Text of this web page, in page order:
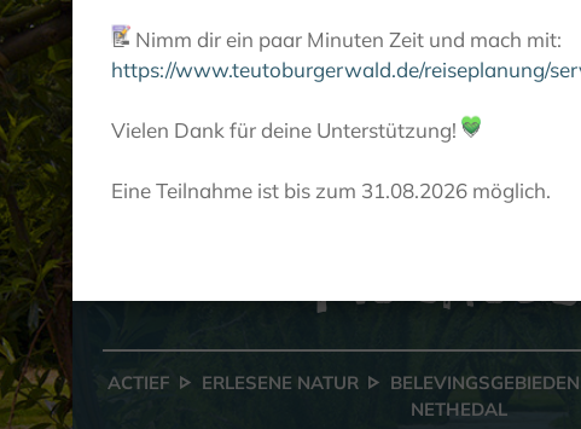
Weidenpaleis
ACTIEF ERLESENE NATUR BELEVINGSGEBIEDEN
NETHEDAL
📝 Nimm dir ein paar Minuten Zeit und mach mit:
https://www.teutoburgerwald.de/reiseplanung/
Vielen Dank für deine Unterstützung! 💚
Eine Teilnahme ist bis zum 31.08.2026 möglich.